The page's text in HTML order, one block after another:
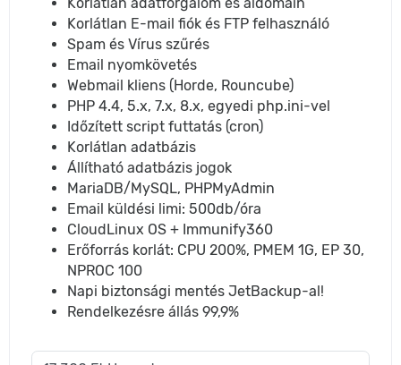
Korlátlan E-mail fiók és FTP felhasználó
Spam és Vírus szűrés
Email nyomkövetés
Webmail kliens (Horde, Rouncube)
PHP 4.4, 5.x, 7.x, 8.x, egyedi php.ini-vel
Időzített script futtatás (cron)
Korlátlan adatbázis
Állítható adatbázis jogok
MariaDB/MySQL, PHPMyAdmin
Email küldési limi: 500db/óra
CloudLinux OS + Immunify360
Erőforrás korlát: CPU 200%, PMEM 1G, EP 30,
NPROC 100
Napi biztonsági mentés JetBackup-al!
Rendelkezésre állás 99,9%